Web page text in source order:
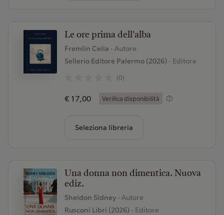
Le ore prima dell'alba
Fremlin Celia - Autore
Sellerio Editore Palermo (2026)- Editore
(0)
€ 17,00 Verifica disponibilità
Seleziona libreria
Una donna non dimentica. Nuova
ediz.
Sheldon Sidney - Autore
Rusconi Libri (2026)- Editore